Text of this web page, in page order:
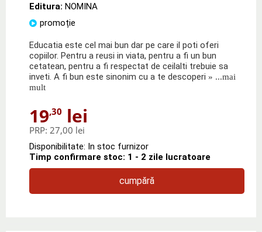
Editura: NOMINA
promoție
Educatia este cel mai bun dar pe care il poti oferi
copiilor. Pentru a reusi in viata, pentru a fi un bun
cetatean, pentru a fi respectat de ceilalti trebuie sa
inveti. A fi bun este sinonim cu a te descoperi » ...mai
mult
19,30 lei
PRP: 27,00 lei
Disponibilitate: In stoc furnizor
Timp confirmare stoc: 1 - 2 zile lucratoare
cumpără